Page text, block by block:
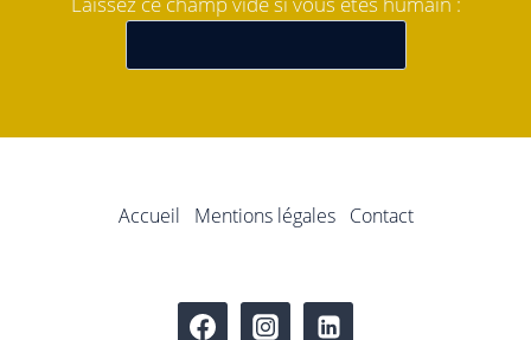
Accueil Mentions légales Contact